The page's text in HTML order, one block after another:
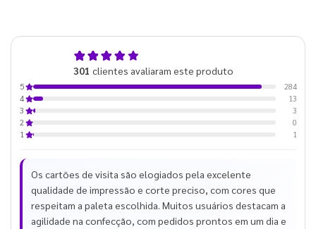
301 clientes avaliaram este produto
5
284
4
13
3
3
2
0
1
1
Os cartões de visita são elogiados pela excelente
qualidade de impressão e corte preciso, com cores que
respeitam a paleta escolhida. Muitos usuários destacam a
agilidade na confecção, com pedidos prontos em um dia e